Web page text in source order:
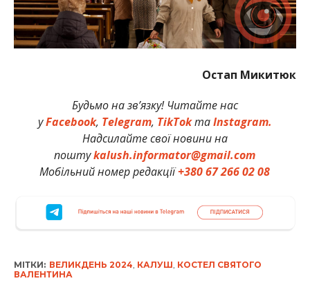
Остап Микитюк
Будьмо на зв’язку! Читайте нас
уFacebook, Telegram, TikTokтаInstagram.
Надсилайте свої новини на
поштуkalush.informator@gmail.com
Мобільний номер редакції+380 67 266 02 08
МІТКИ: ВЕЛИКДЕНЬ 2024, КАЛУШ, КОСТЕЛ СВЯТОГО
ВАЛЕНТИНА